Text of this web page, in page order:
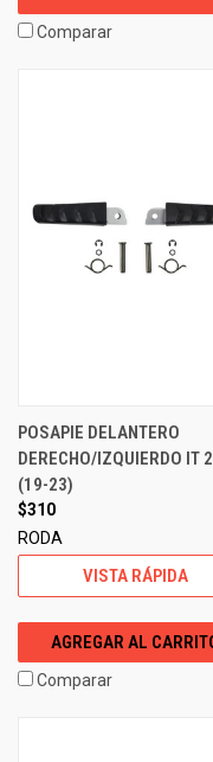
Comparar
POSAPIE DELANTERO
DERECHO/IZQUIERDO IT
(19-23)
$310
RODA
VISTA RÁPIDA
AGREGAR AL
Comparar